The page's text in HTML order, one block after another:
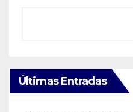
Últimas Entradas